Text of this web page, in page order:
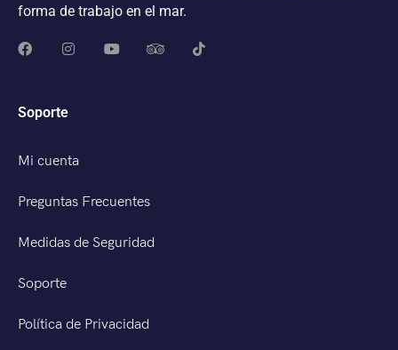
forma de trabajo en el mar.
Soporte
Mi cuenta
Preguntas Frecuentes
Medidas de Seguridad
Soporte
Política de Privacidad